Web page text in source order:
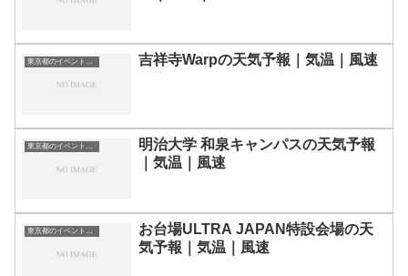
吉祥寺Warpの天気予報｜気温｜風速
明治大学 和泉キャンパスの天気予報
｜気温｜風速
お台場ULTRA JAPAN特設会場の天
気予報｜気温｜風速